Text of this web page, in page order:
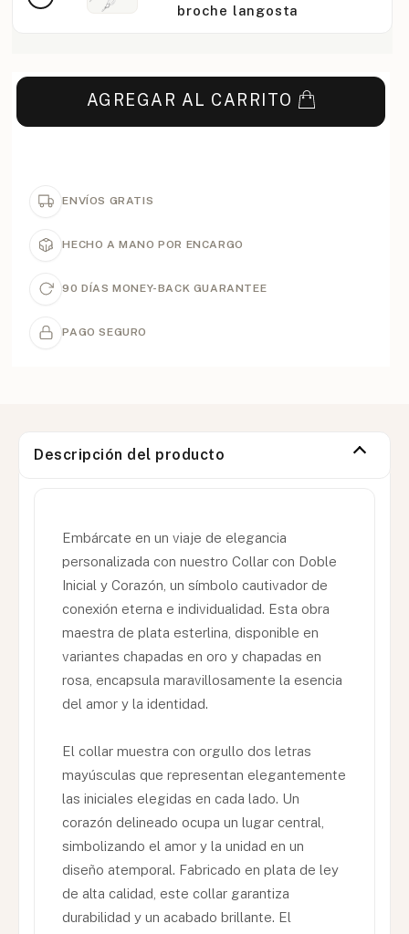
broche langosta
AGREGAR AL CARRITO
ENVÍOS GRATIS
HECHO A MANO POR ENCARGO
90 DÍAS MONEY-BACK GUARANTEE
PAGO SEGURO
Descripción del producto
Embárcate en un viaje de elegancia
personalizada con nuestro Collar con Doble
Inicial y Corazón, un símbolo cautivador de
conexión eterna e individualidad. Esta obra
maestra de plata esterlina, disponible en
variantes chapadas en oro y chapadas en
rosa, encapsula maravillosamente la esencia
del amor y la identidad.
El collar muestra con orgullo dos letras
mayúsculas que representan elegantemente
las iniciales elegidas en cada lado. Un
corazón delineado ocupa un lugar central,
simbolizando el amor y la unidad en un
diseño atemporal. Fabricado en plata de ley
de alta calidad, este collar garantiza
durabilidad y un acabado brillante. El